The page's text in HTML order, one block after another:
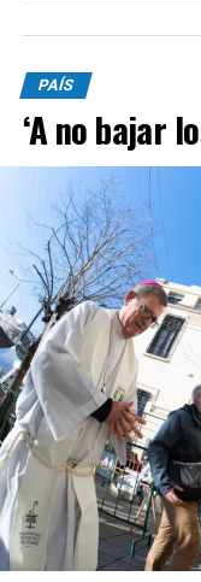
PAÍS
‘A no bajar